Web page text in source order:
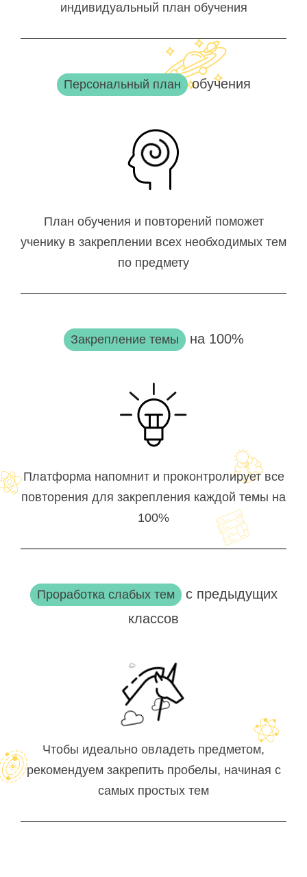
индивидуальный план обучения
Персональный план обучения
План обучения и повторений поможет
ученику в закреплении всех необходимых тем
по предмету
Закрепление темы на 100%
Платформа напомнит и проконтролирует все
повторения для закрепления каждой темы на
100%
Проработка слабых тем с предыдущих
классов
Чтобы идеально овладеть предметом,
рекомендуем закрепить пробелы, начиная с
самых простых тем